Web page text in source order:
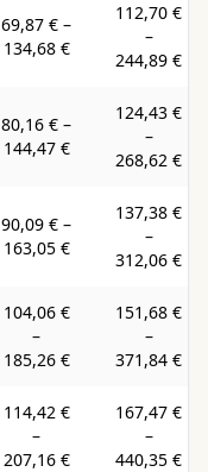
69,87 € –
134,68 €
112,70 €
–
244,89 €
80,16 € –
144,47 €
124,43 €
–
268,62 €
90,09 € –
163,05 €
137,38 €
–
312,06 €
104,06 €
–
185,26 €
151,68 €
–
371,84 €
114,42 €
–
207,16 €
167,47 €
–
440,35 €